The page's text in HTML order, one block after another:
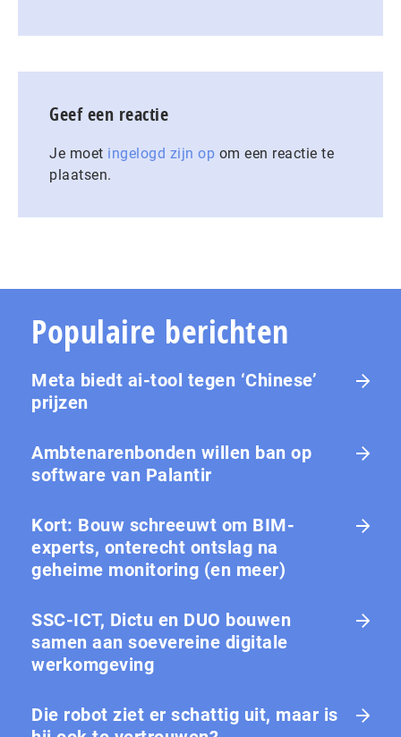
Geef een reactie
Je moet ingelogd zijn op om een reactie te
plaatsen.
Populaire berichten
Meta biedt ai-tool tegen ‘Chinese’
prijzen
Ambtenarenbonden willen ban op
software van Palantir
Kort: Bouw schreeuwt om BIM-
experts, onterecht ontslag na
geheime monitoring (en meer)
SSC-ICT, Dictu en DUO bouwen
samen aan soevereine digitale
werkomgeving
Die robot ziet er schattig uit, maar is